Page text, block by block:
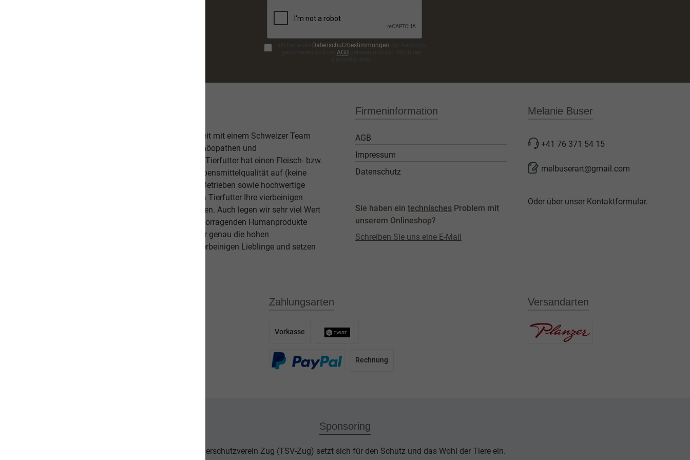
Datenschutzbestimmungen
AGBgelesen und bin mit ihnen
Unsere hochwertige Tiernahrung ist in Zusammenarbeit mit einem Schweizer Team
bestehend aus einer Tierärztin, Tierheilpraktikern, Homöopathen und
Ernährungsfachleuten entwickelt worden. Das leckere Tierfutter hat einen Fleisch- bzw.
Fischanteil von ca. 70% im Durchschnitt und weist Lebensmittelqualität auf (keine
Schlachtabfälle). Höchste Qualität aus kontrollierten Betrieben sowie hochwertige
Beilagen sind der Garant, dass Sie mit unserem naVita Tierfutter Ihre vierbeinigen
Lieblinge ausgewogen und abwechslungsreich ernähren. Auch legen wir sehr viel Wert
darauf, dass es Ihnen persönlich gut geht. Unsere hervorragenden Humanprodukte
beweisen dies. Als Schweizer Unternehmen kennen wir genau die hohen
Qualitätsansprüche unserer Kunden sowie unseren vierbeinigen Lieblinge und setzen
Firmeninformation
AGB
Impressum
Datenschutz
Sie haben ein technisches Problem mit
unserem Onlineshop?
Schreiben Sie uns eine E-Mail
Melanie Buser
+41 76 371 54 15
melbuserart@gmail.com
Oder über unser Kontaktformular.
Zahlungsarten
Vorkasse
Rechnung
Versandarten
Sponsoring
Der Tierschutzverein Zug (TSV-Zug) setzt sich für den Schutz und das Wohl der Tiere ein.